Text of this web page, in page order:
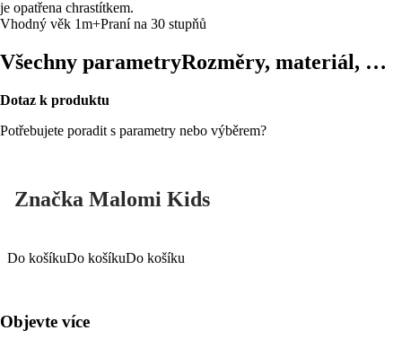
je opatřena chrastítkem.
Vhodný věk 1m+Praní na 30 stupňů
Všechny parametryRozměry, materiál, …
Dotaz k produktu
Potřebujete poradit s parametry nebo výběrem?
Značka Malomi Kids
Do košíkuDo košíkuDo košíku
Objevte více